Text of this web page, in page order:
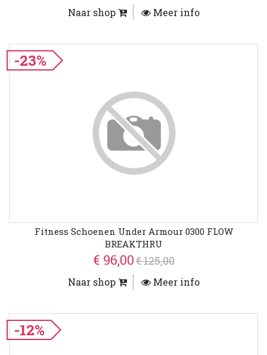
Naar shop Meer info
-23%
Fitness Schoenen Under Armour 0300 FLOW
BREAKTHRU
€ 96,00€ 125,00
Naar shop Meer info
-12%